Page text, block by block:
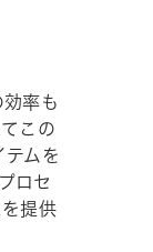
率も
この
テムを
ロセ
提供